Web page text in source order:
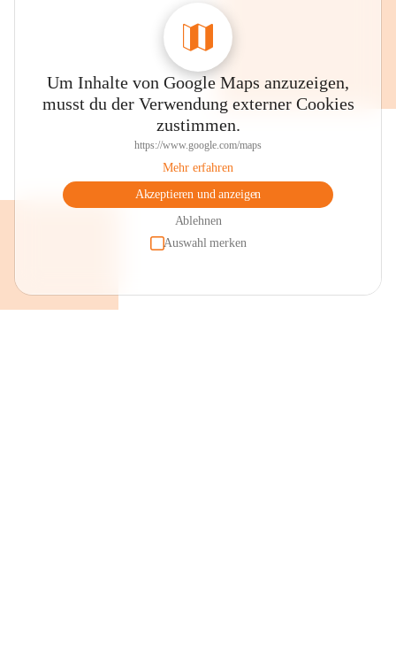
Um Inhalte von Google Maps anzuzeigen,
musst du der Verwendung externer Cookies
zustimmen.
https://www.google.com/maps
Mehr erfahren
Akzeptieren und anzeigen
Ablehnen
Auswahl merken